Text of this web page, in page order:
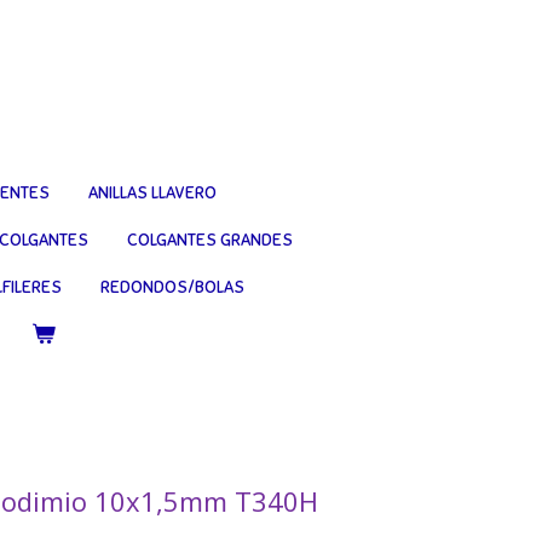
ANILLAS LLAVERO
COLGANTES COLGANTES GRANDES
REDONDOS/BOLAS
10x1,5mm T340H